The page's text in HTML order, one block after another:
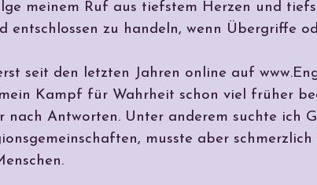
meinem Ruf aus tiefstem Herzen und
entschlossen zu handeln, wenn Übergriffe
seit den letzten Jahren online auf
Kampf für Wahrheit schon viel früher
Antworten. Unter anderem suchte ich
musste aber